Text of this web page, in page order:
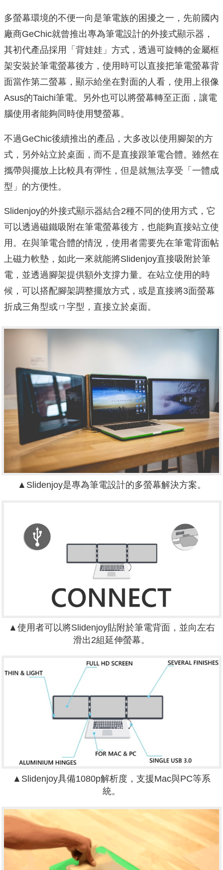
多螢幕環境的不便一向是筆電族的困擾之一，先前國內
廠商GeChic就曾推出專為筆電設計的外接式顯示器，
其初代產品採用「背娃娃」方式，透過可旋轉的金屬框
架安裝於筆電螢幕後方，使用時可以直接把筆電螢幕背
面當作第二螢幕，顯示給坐在對面的人看，使用上很像
Asus的Taichi筆電。另外也可以將螢幕轉至正面，讓電
腦使用者能夠同時使用雙螢幕。
不過GeChic後續推出的產品，大多改以使用腳架的方
式，另外站立於桌面，而不是直接跟筆電合體。雖然在
攜帶與擺放上比較具有彈性，但是就無法享受「一體成
型」的方便性。
Slidenjoy的外接式顯示器結合2種不同的使用方式，它
可以透過磁鐵吸附在筆電螢幕後方，也能夠直接站立使
用。在與筆電合體的情況，使用者需要先在筆電背面帖
上磁力軟墊，如此一來就能將Slidenjoy直接吸附於筆
電，並透過腳架提供額外支撐力量。在站立使用的時
候，可以搭配腳架調整擺放方式，或是直接將3面螢幕
折成三角型或ㄇ字型，直接立於桌面。
▲Slidenjoy是專為筆電設計的多螢幕解決方案。
▲使用者可以將Slidenjoy貼附於筆電背面，並向左右
滑出2組延伸螢幕。
▲Slidenjoy具備1080p解析度，支援Mac與PC等系
統。